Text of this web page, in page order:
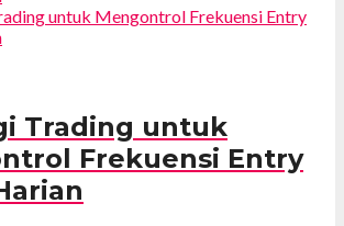
Trading untuk
Frekuensi Entry